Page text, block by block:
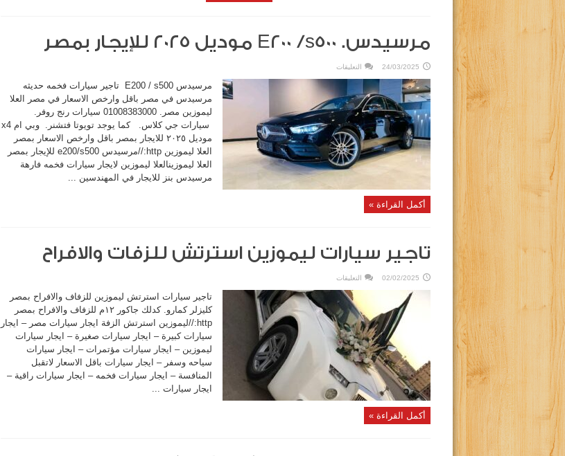
مرسيدس. E200 /s500 موديل ٢٠٢٥ للإيجار بمصر
24/03/2025 التعليقات
E200
/s500
موديل
٢٠٢٥
للإيجار
بمصر
مغلقة
مرسيدس E200 / s500 تاجير سيارات فخمه حديثه
مرسيدس في مصر باقل وارخص الاسعار في مصر العلا
ليموزين مصر. 01008383000 سيارات رنج روفر.
سيارات جي كلاس. كما يوجد تويوتا فتشنر. وبي ام x4
موديل ٢٠٢٥ للايجار بمصر باقل وارخص الاسعار بمصر
العلا ليموزين http://مرسيدس e200/s500 للإيجار بمصر
العلا ليموزينالعلا ليموزين لايجار سيارات فخمه فارهة
مرسيدس بنز للايجار في المهندسين ...
أكمل القراءة »
تاجير سيارات ليموزين استرتش للزفات والافراح
02/02/2025 التعليقات
سيارات
ليموزين
استرتش
للزفات
والافراح
مغلقة
تاجير سيارات استرتش ليموزين للزفاف والافراح بمصر
كليزلر كمارو. كدلك جاكور ١٢م للزفاف والافراح بمصر
http://ليموزين استرتش الزفة ايجار سيارات مصر – ايجار
سيارات كبيرة – ايجار سيارات صغيرة – ايجار سيارات
ليموزين – ايجار سيارات مؤتمرات – ايجار سيارات
سياحه وسفر – ايجار سيارات باقل الاسعار لاتقبل
المنافسة – ايجار سيارات فخمه – ايجار سيارات راقية –
ايجار سيارات ...
أكمل القراءة »